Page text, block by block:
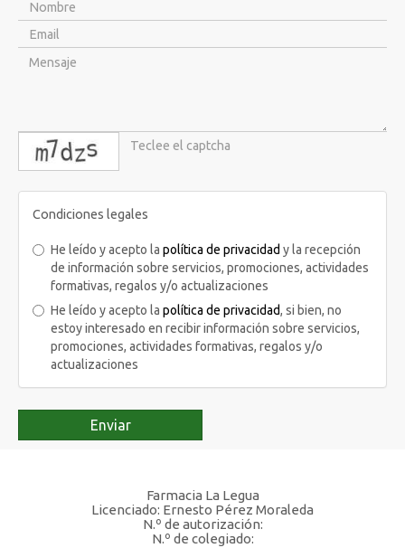
captcha
Condiciones legales
He leído y acepto la política de privacidad y la recepción
de información sobre servicios, promociones, actividades
formativas, regalos y/o actualizaciones
He leído y acepto la política de privacidad, si bien, no
estoy interesado en recibir información sobre servicios,
promociones, actividades formativas, regalos y/o
actualizaciones
Enviar
Farmacia La Legua
Licenciado: Ernesto Pérez Moraleda
N.º de autorización:
N.º de colegiado: